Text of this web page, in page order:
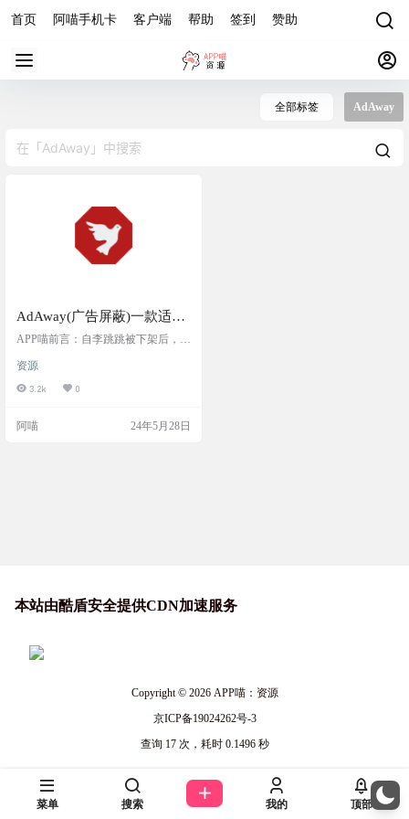
首页 阿喵手机卡 客户端 帮助 签到 赞助
全部标签 AdAway
AdAway(广告屏蔽)一款适用
于 Android 的免费开源广告
APP喵前言：自李跳跳被下架后，大
ard是个不错的选择，但是要收费。
还有没有更好的选择呢？今天阿喵
是一款Android广告屏蔽软件，允许
资源
3.2k 0
阿喵 24年5月28日
本站由酷盾安全提供CDN加速服务
Copyright © 2026APP喵：资源
京ICP备19024262号-3
查询 17 次，耗时 0.1496 秒
菜单 搜索 我的 顶部